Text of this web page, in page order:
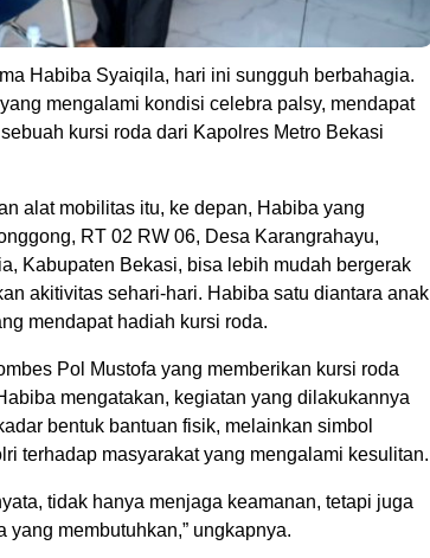
Habiba Syaiqila, hari ini sungguh berbahagia.
mengalami kondisi celebra palsy, mendapat
kursi roda dari Kapolres Metro Bekasi
alat mobilitas itu, ke depan, Habiba yang
RT 02 RW 06, Desa Karangrahayu,
Kabupaten Bekasi, bisa lebih mudah bergerak
akitivitas sehari-hari. Habiba satu diantara anak
mendapat hadiah kursi roda.
Pol Mustofa yang memberikan kursi roda
mengatakan, kegiatan yang dilakukannya
bentuk bantuan fisik, melainkan simbol
terhadap masyarakat yang mengalami kesulitan.
tidak hanya menjaga keamanan, tetapi juga
yang membutuhkan,” ungkapnya.